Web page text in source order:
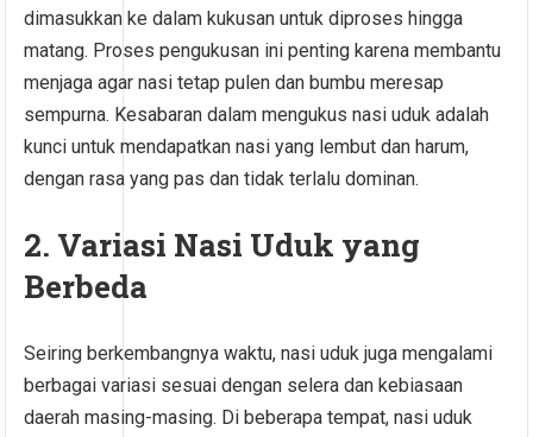
dimasukkan ke dalam kukusan untuk diproses hingga
matang. Proses pengukusan ini penting karena membantu
menjaga agar nasi tetap pulen dan bumbu meresap
sempurna. Kesabaran dalam mengukus nasi uduk adalah
kunci untuk mendapatkan nasi yang lembut dan harum,
dengan rasa yang pas dan tidak terlalu dominan.
2. Variasi Nasi Uduk yang
Berbeda
Seiring berkembangnya waktu, nasi uduk juga mengalami
berbagai variasi sesuai dengan selera dan kebiasaan
daerah masing-masing. Di beberapa tempat, nasi uduk